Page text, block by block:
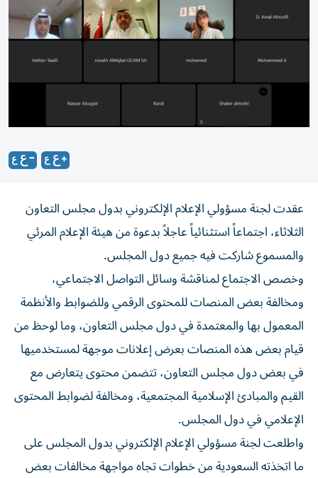
عقدت لجنة مسؤولي الإعلام الإلكتروني بدول مجلس التعاون
الثلاثاء، اجتماعاً استثنائياً عاجلاً بدعوة من هيئة الإعلام المرئي
والمسموع شاركت فيه جميع دول المجلس.
وخصص الاجتماع لمناقشة وسائل التواصل الاجتماعي،
ومخالفة بعض المنصات للمحتوى الرقمي وللضوابط والأنظمة
المعمول بها والمعتمدة في دول مجلس التعاون، وما لوحظ من
قيام بعض هذه المنصات بعرض إعلانات موجهة لمستخدميها
في بعض دول مجلس التعاون، تتضمن محتوى يتعارض مع
القيم والمبادئ الإسلامية المجتمعية، ومخالفة لضوابط المحتوى
الإعلامي في دول المجلس.
واطلعت لجنة مسؤولي الإعلام الإلكتروني بدول المجلس على
ما اتخذته السعودية من خطوات تجاه مواجهة مخالفات بعض